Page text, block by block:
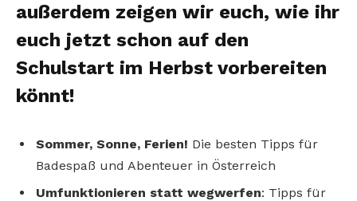
außerdem zeigen wir euch, wie ihr
euch jetzt schon auf den
Schulstart im Herbst vorbereiten
könnt!
Sommer, Sonne, Ferien! Die besten Tipps für
Badespaß und Abenteuer in Österreich
Umfunktionieren statt wegwerfen: Tipps für